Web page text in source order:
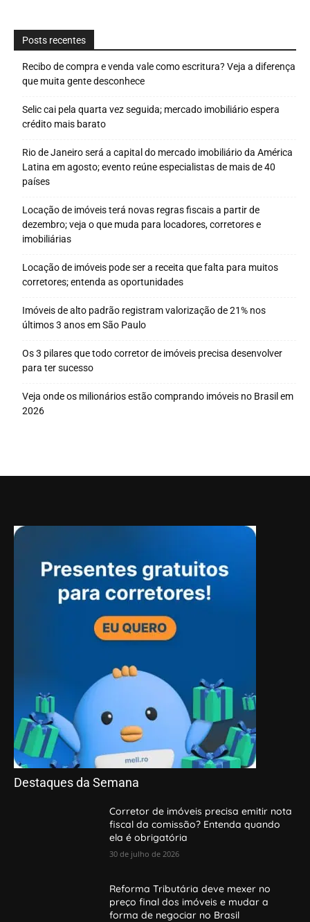
Posts recentes
Recibo de compra e venda vale como escritura? Veja a diferença
que muita gente desconhece
Selic cai pela quarta vez seguida; mercado imobiliário espera
crédito mais barato
Rio de Janeiro será a capital do mercado imobiliário da América
Latina em agosto; evento reúne especialistas de mais de 40
países
Locação de imóveis terá novas regras fiscais a partir de
dezembro; veja o que muda para locadores, corretores e
imobiliárias
Locação de imóveis pode ser a receita que falta para muitos
corretores; entenda as oportunidades
Imóveis de alto padrão registram valorização de 21% nos
últimos 3 anos em São Paulo
Os 3 pilares que todo corretor de imóveis precisa desenvolver
para ter sucesso
Veja onde os milionários estão comprando imóveis no Brasil em
2026
Destaques da Semana
Corretor de imóveis precisa emitir nota
fiscal da comissão? Entenda quando
ela é obrigatória
30 de julho de 2026
Reforma Tributária deve mexer no
preço final dos imóveis e mudar a
forma de negociar no Brasil